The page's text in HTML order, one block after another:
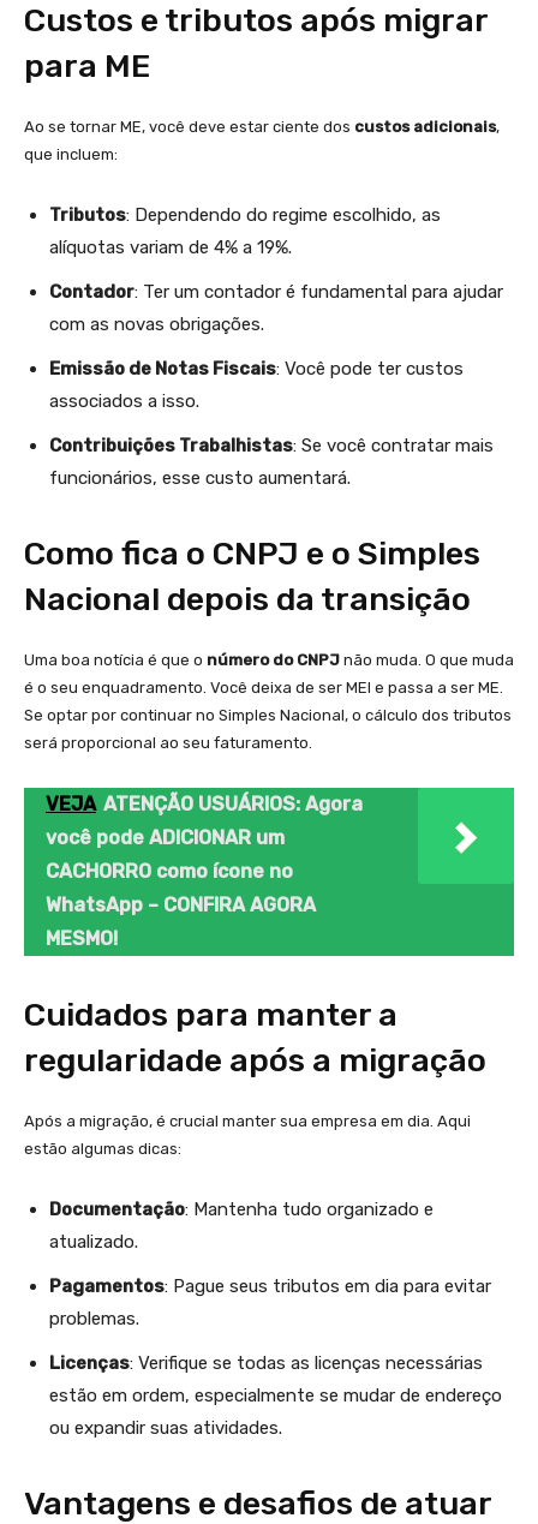
Custos e tributos após migrar
para ME
Ao se tornar ME, você deve estar ciente dos custos adicionais,
que incluem:
Tributos: Dependendo do regime escolhido, as
alíquotas variam de 4% a 19%.
Contador: Ter um contador é fundamental para ajudar
com as novas obrigações.
Emissão de Notas Fiscais: Você pode ter custos
associados a isso.
Contribuições Trabalhistas: Se você contratar mais
funcionários, esse custo aumentará.
Como fica o CNPJ e o Simples
Nacional depois da transição
Uma boa notícia é que o número do CNPJ não muda. O que muda
é o seu enquadramento. Você deixa de ser MEI e passa a ser ME.
Se optar por continuar no Simples Nacional, o cálculo dos tributos
será proporcional ao seu faturamento.
VEJA ATENÇÃO USUÁRIOS: Agora
você pode ADICIONAR um
CACHORRO como ícone no
WhatsApp – CONFIRA AGORA
MESMO!
Cuidados para manter a
regularidade após a migração
Após a migração, é crucial manter sua empresa em dia. Aqui
estão algumas dicas:
Documentação: Mantenha tudo organizado e
atualizado.
Pagamentos: Pague seus tributos em dia para evitar
problemas.
Licenças: Verifique se todas as licenças necessárias
estão em ordem, especialmente se mudar de endereço
ou expandir suas atividades.
Vantagens e desafios de atuar